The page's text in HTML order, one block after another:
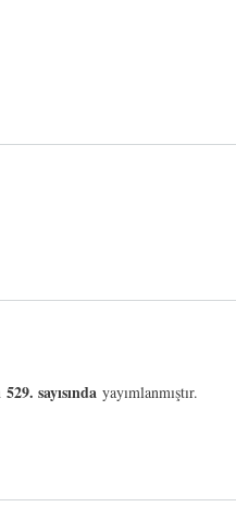
529. sayısında yayımlanmıştır.